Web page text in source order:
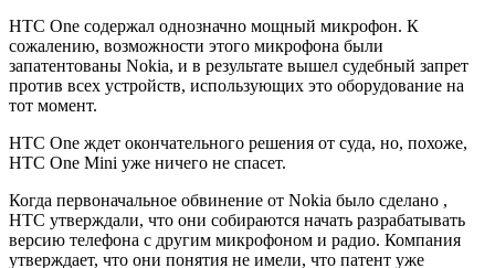
HTC One содержал однозначно мощный микрофон​​. К
сожалению, возможности этого микрофона были
запатентованы Nokia, и в результате вышел судебный запрет
против всех устройств, использующих это оборудование на
тот момент.
HTC One ждет окончательного решения от суда, но, похоже,
HTC One Mini уже ничего не спасет.
Когда первоначальное обвинение от Nokia было сделано ,
HTC утверждали, что они собираются начать разрабатывать
версию телефона с другим микрофоном и радио. Компания
утверждает, что они понятия не имели, что патент уже